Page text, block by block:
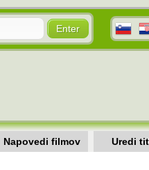
Napovedi filmov Uredi